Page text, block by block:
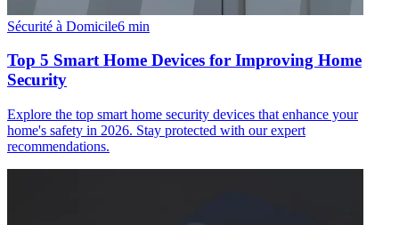
Sécurité à Domicile6 min
Top 5 Smart Home Devices for Improving Home
Security
Explore the top smart home security devices that enhance your
home's safety in 2026. Stay protected with our expert
recommendations.